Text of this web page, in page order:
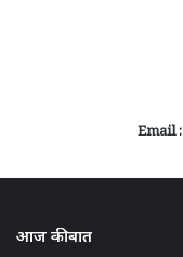
Email :
आज की बात